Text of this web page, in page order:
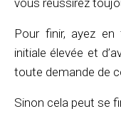
vous réussirez
Pour finir, ayez
initiale élevée et
toute demande de
Sinon cela peut se